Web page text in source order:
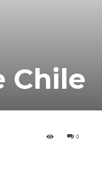
Chile
0